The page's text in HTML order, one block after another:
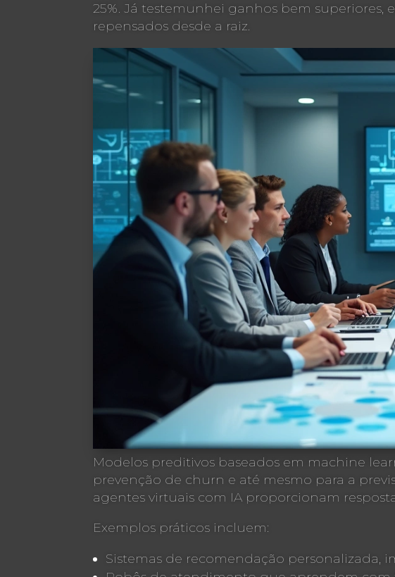
25%. Já testemunhei ganhos bem
repensados desde a raiz.
Modelos preditivos baseados em machine
prevenção de churn e até mesmo para a
agentes virtuais com IA proporcionam
Exemplos práticos incluem:
Sistemas de recomendação personalizada,